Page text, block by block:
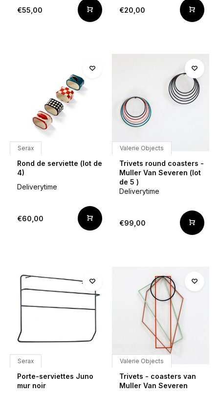
€55,00 €20,00
Serax
Rond de serviette (lot de
4)
Deliverytime
€60,00
Valerie Objects
Trivets round coasters -
Muller Van Severen (lot
de 5 )
Deliverytime
€99,00
Serax
Porte-serviettes Juno
mur noir
Valerie Objects
Trivets - coasters van
Muller Van Severen